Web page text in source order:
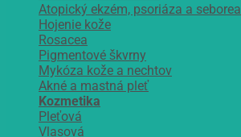
Atopický ekzém, psoriáza a seborea
Hojenie kože
Rosacea
Pigmentové škvrny
Mykóza kože a nechtov
Akné a mastná pleť
Kozmetika
Pleťová
Vlasová